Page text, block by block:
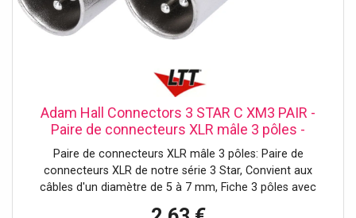
Adam Hall Connectors 3 STAR C XM3 PAIR -
Paire de connecteurs XLR mâle 3 pôles -
Adaptateurs
Paire de connecteurs XLR mâle 3 pôles: Paire de
connecteurs XLR de notre série 3 Star, Convient aux
câbles d'un diamètre de 5 à 7 mm, Fiche 3 pôles avec
contacts plaqués argent, Boîtier robuste en zinc moulé